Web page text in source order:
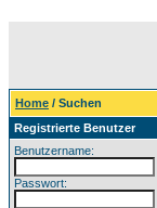
Home / Suchen
Registrierte Benutzer
Benutzername:
Passwort: